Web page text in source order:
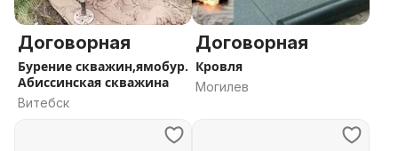
Договорная
Бурение скважин,ямобур.
Абиссинская скважина
Витебск
Договорная
Кровля
Могилев